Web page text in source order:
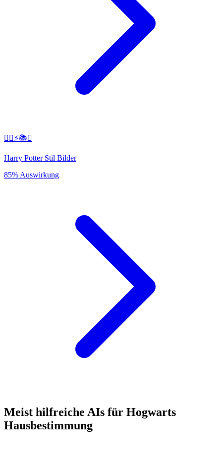
🧙‍♂️⚡️📚✨
Harry Potter Stil Bilder
85% Auswirkung
Meist hilfreiche AIs für Hogwarts
Hausbestimmung